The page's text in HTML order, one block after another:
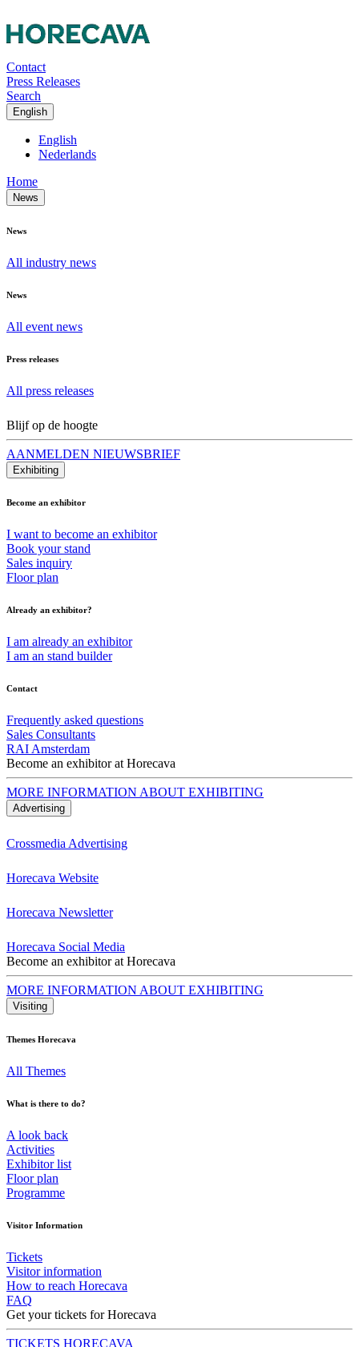
Contact
Press Releases
Search
English
English
Nederlands
Home
News
News
All industry news
News
All event news
Press releases
All press releases
Blijf op de hoogte
AANMELDEN NIEUWSBRIEF
Exhibiting
Become an exhibitor
I want to become an exhibitor
Book your stand
Sales inquiry
Floor plan
Already an exhibitor?
I am already an exhibitor
I am an stand builder
Contact
Frequently asked questions
Sales Consultants
RAI Amsterdam
Become an exhibitor at Horecava
MORE INFORMATION ABOUT EXHIBITING
Advertising
Crossmedia Advertising
Horecava Website
Horecava Newsletter
Horecava Social Media
Become an exhibitor at Horecava
MORE INFORMATION ABOUT EXHIBITING
Visiting
Themes Horecava
All Themes
What is there to do?
A look back
Activities
Exhibitor list
Floor plan
Programme
Visitor Information
Tickets
Visitor information
How to reach Horecava
FAQ
Get your tickets for Horecava
TICKETS HORECAVA